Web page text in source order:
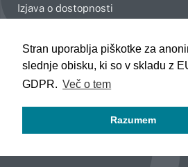
Stran uporablja piškotke za
slednje obisku, ki so v skladu z
GDPR. Več o tem
Razumem
Izjava o dostopnosti
Celje
Koper
Kranj
Novo